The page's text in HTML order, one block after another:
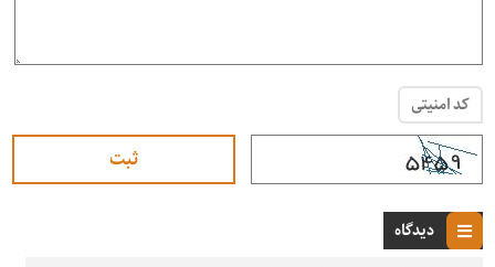
کد امنیتی
دیدگاه